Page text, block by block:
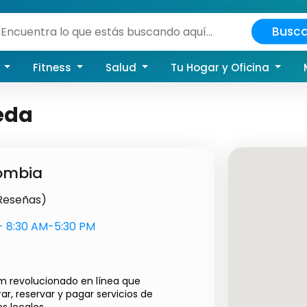
Fitness Salud Tu Hogar y Oficina
AM-5:30 PM
revolucionado en línea que
reservar y pagar servicios de